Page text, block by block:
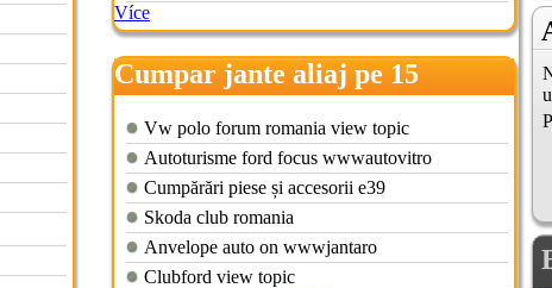
Více
Cumpar jante aliaj pe 15
Vw polo forum romania view topic
Autoturisme ford focus wwwautovitro
Cumpărări piese și accesorii e39
Skoda club romania
Anvelope auto on wwwjantaro
Clubford view topic